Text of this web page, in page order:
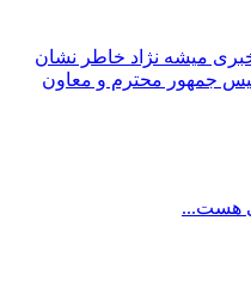
میشه نژاد خاطر نشان
جمهور محترم و معاون
هست...